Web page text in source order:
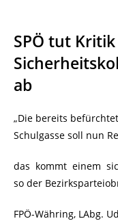
SPÖ tut
ab
„Die bereits
Schulgasse soll nun
das kommt einem
so der
FPÖ-Währing, LAbg.